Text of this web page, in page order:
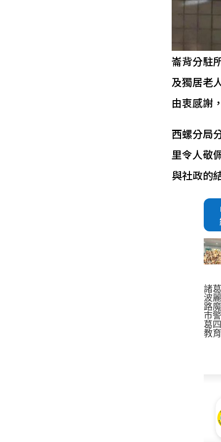
崙背分駐
及獨居老
由衷感謝
西螺分局
里令人敬
與社政的
諸
波
路
市
葛
教育